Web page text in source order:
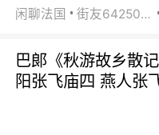
闲聊法国 街友64250024
巴郞《秋游故乡散
阳张飞庙四 燕人张